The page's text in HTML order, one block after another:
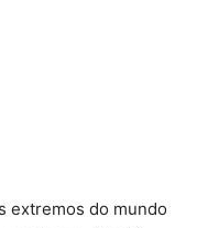
extremos do mundo